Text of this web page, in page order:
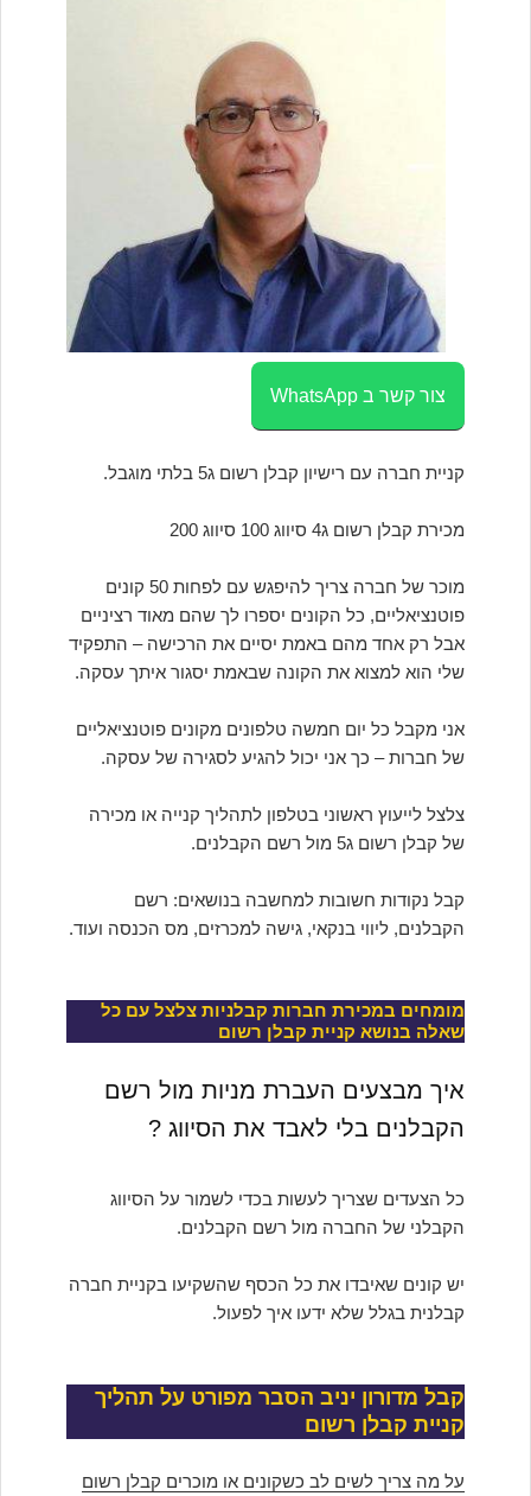
צור קשר ב WhatsApp
קניית חברה עם רישיון קבלן רשום ג5 בלתי מוגבל.
מכירת קבלן רשום ג4 סיווג 100 סיווג 200
מוכר של חברה צריך להיפגש עם לפחות 50 קונים
פוטנציאליים, כל הקונים יספרו לך שהם מאוד רציניים
אבל רק אחד מהם באמת יסיים את הרכישה – התפקיד
שלי הוא למצוא את הקונה שבאמת יסגור איתך עסקה.
אני מקבל כל יום חמשה טלפונים מקונים פוטנציאליים
של חברות – כך אני יכול להגיע לסגירה של עסקה.
צלצל לייעוץ ראשוני בטלפון לתהליך קנייה או מכירה
של קבלן רשום ג5 מול רשם הקבלנים.
קבל נקודות חשובות למחשבה בנושאים: רשם
הקבלנים, ליווי בנקאי, גישה למכרזים, מס הכנסה ועוד.
מומחים במכירת חברות קבלניות צלצל עם כל
שאלה בנושא קניית קבלן רשום
איך מבצעים העברת מניות מול רשם
הקבלנים בלי לאבד את הסיווג ?
כל הצעדים שצריך לעשות בכדי לשמור על הסיווג
הקבלני של החברה מול רשם הקבלנים.
יש קונים שאיבדו את כל הכסף שהשקיעו בקניית חברה
קבלנית בגלל שלא ידעו איך לפעול.
קבל מדורון יניב הסבר מפורט על תהליך
קניית קבלן רשום
על מה צריך לשים לב כשקונים או מוכרים קבלן רשום